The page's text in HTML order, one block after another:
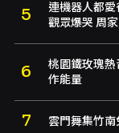
連機器人都
觀眾爆哭 周
桃園鐵玫瑰
作能量
雲門舞集竹